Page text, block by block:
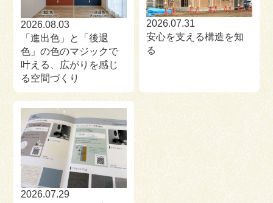
2026.08.03
「進出色」と「後退
色」の色のマジックで
叶える、広がりを感じ
る空間づくり
2026.07.31
安心を支える構造を知
る
2026.07.29